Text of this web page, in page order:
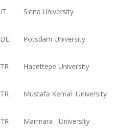
IT Siena University
DE Potsdam University
TR Hacettepe University
TR Mustafa Kemal University
TR Marmara University